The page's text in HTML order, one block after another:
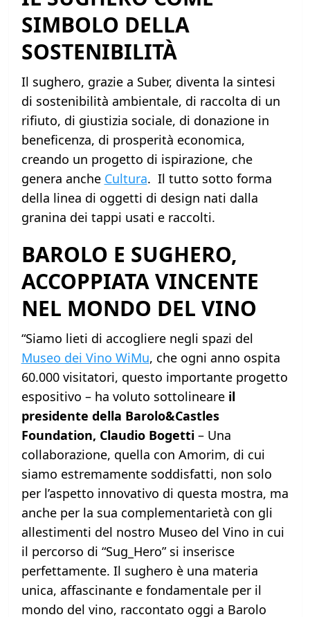
SIMBOLO DELLA
SOSTENIBILITÀ
Il sughero, grazie a Suber, diventa la sintesi
di sostenibilità ambientale, di raccolta di un
rifiuto, di giustizia sociale, di donazione in
beneficenza, di prosperità economica,
creando un progetto di ispirazione, che
genera anche Cultura. Il tutto sotto forma
della linea di oggetti di design nati dalla
granina dei tappi usati e raccolti.
BAROLO E SUGHERO,
ACCOPPIATA VINCENTE
NEL MONDO DEL VINO
“Siamo lieti di accogliere negli spazi del
Museo dei Vino WiMu, che ogni anno ospita
60.000 visitatori, questo importante progetto
espositivo – ha voluto sottolineareil
presidente della Barolo&Castles
Foundation, Claudio Bogetti– Una
collaborazione, quella con Amorim, di cui
siamo estremamente soddisfatti, non solo
per l’aspetto innovativo di questa mostra, ma
anche per la sua complementarietà con gli
allestimenti del nostro Museo del Vino in cui
il percorso di “Sug_Hero” si inserisce
perfettamente. Il sughero è una materia
unica, affascinante e fondamentale per il
mondo del vino, raccontato oggi a Barolo